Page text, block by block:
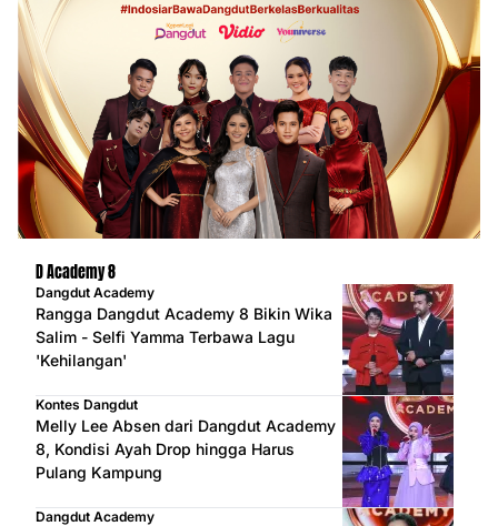
D Academy 8
Dangdut Academy
Rangga Dangdut Academy 8 Bikin Wika
Salim - Selfi Yamma Terbawa Lagu
'Kehilangan'
Kontes Dangdut
Melly Lee Absen dari Dangdut Academy
8, Kondisi Ayah Drop hingga Harus
Pulang Kampung
Dangdut Academy